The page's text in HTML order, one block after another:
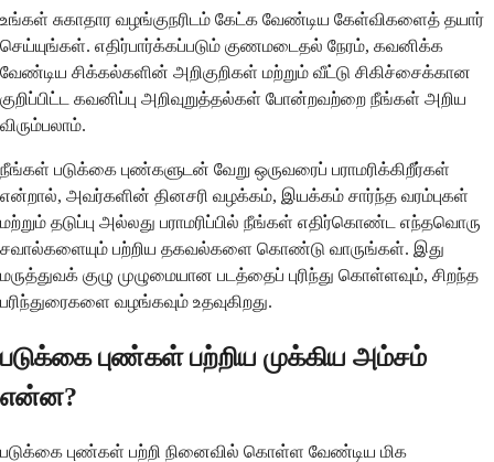
உங்கள் சுகாதார வழங்குநரிடம் கேட்க வேண்டிய கேள்விகளைத் தயார்
செய்யுங்கள். எதிர்பார்க்கப்படும் குணமடைதல் நேரம், கவனிக்க
வேண்டிய சிக்கல்களின் அறிகுறிகள் மற்றும் வீட்டு சிகிச்சைக்கான
குறிப்பிட்ட கவனிப்பு அறிவுறுத்தல்கள் போன்றவற்றை நீங்கள் அறிய
விரும்பலாம்.
நீங்கள் படுக்கை புண்களுடன் வேறு ஒருவரைப் பராமரிக்கிறீர்கள்
என்றால், அவர்களின் தினசரி வழக்கம், இயக்கம் சார்ந்த வரம்புகள்
மற்றும் தடுப்பு அல்லது பராமரிப்பில் நீங்கள் எதிர்கொண்ட எந்தவொரு
சவால்களையும் பற்றிய தகவல்களை கொண்டு வாருங்கள். இது
மருத்துவக் குழு முழுமையான படத்தைப் புரிந்து கொள்ளவும், சிறந்த
பரிந்துரைகளை வழங்கவும் உதவுகிறது.
படுக்கை புண்கள் பற்றிய முக்கிய அம்சம்
என்ன?
படுக்கை புண்கள் பற்றி நினைவில் கொள்ள வேண்டிய மிக